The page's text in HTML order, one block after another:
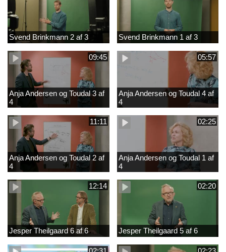
Svend Brinkmann 2 af 3 Svend Brinkmann 1 af 3
09:45
Anja Andersen og Toudal 3 af
4
05:57
Anja Andersen og Toudal 4 af
4
11:11
Anja Andersen og Toudal 2 af
4
02:25
Anja Andersen og Toudal 1 af
4
12:14
Jesper Theilgaard 6 af 6
02:20
Jesper Theilgaard 5 af 6